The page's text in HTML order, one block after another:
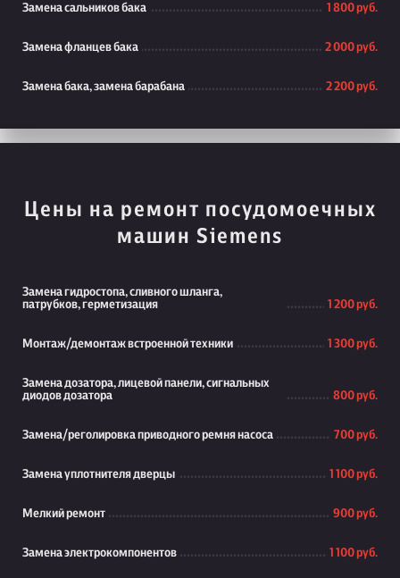
Замена сальников бака 1 800 руб.
Замена фланцев бака 2 000 руб.
Замена бака, замена барабана 2 200 руб.
Цены на ремонт посудомоечных
машин Siemens
Замена гидростопа, сливного шланга,
патрубков, герметизация
1 200 руб.
Монтаж/демонтаж встроенной техники 1 300 руб.
Замена дозатора, лицевой панели, сигнальных
диодов дозатора
800 руб.
Замена/реголировка приводного ремня насоса 700 руб.
Замена уплотнителя дверцы 1 100 руб.
Мелкий ремонт 900 руб.
Замена электрокомпонентов 1 100 руб.